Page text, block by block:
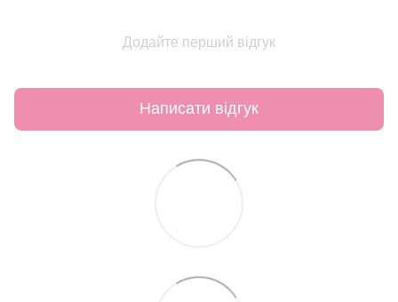
Додайте перший відгук
Написати відгук